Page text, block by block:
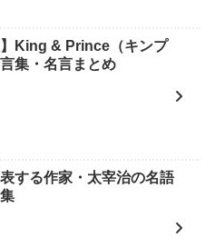
】King & Prince（キンプ
集・名言まとめ
する作家・太宰治の名語